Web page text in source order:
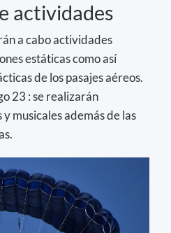
actividades
a cabo actividades
estáticas como así
de los pasajes aéreos.
23 : se realizarán
musicales además de las